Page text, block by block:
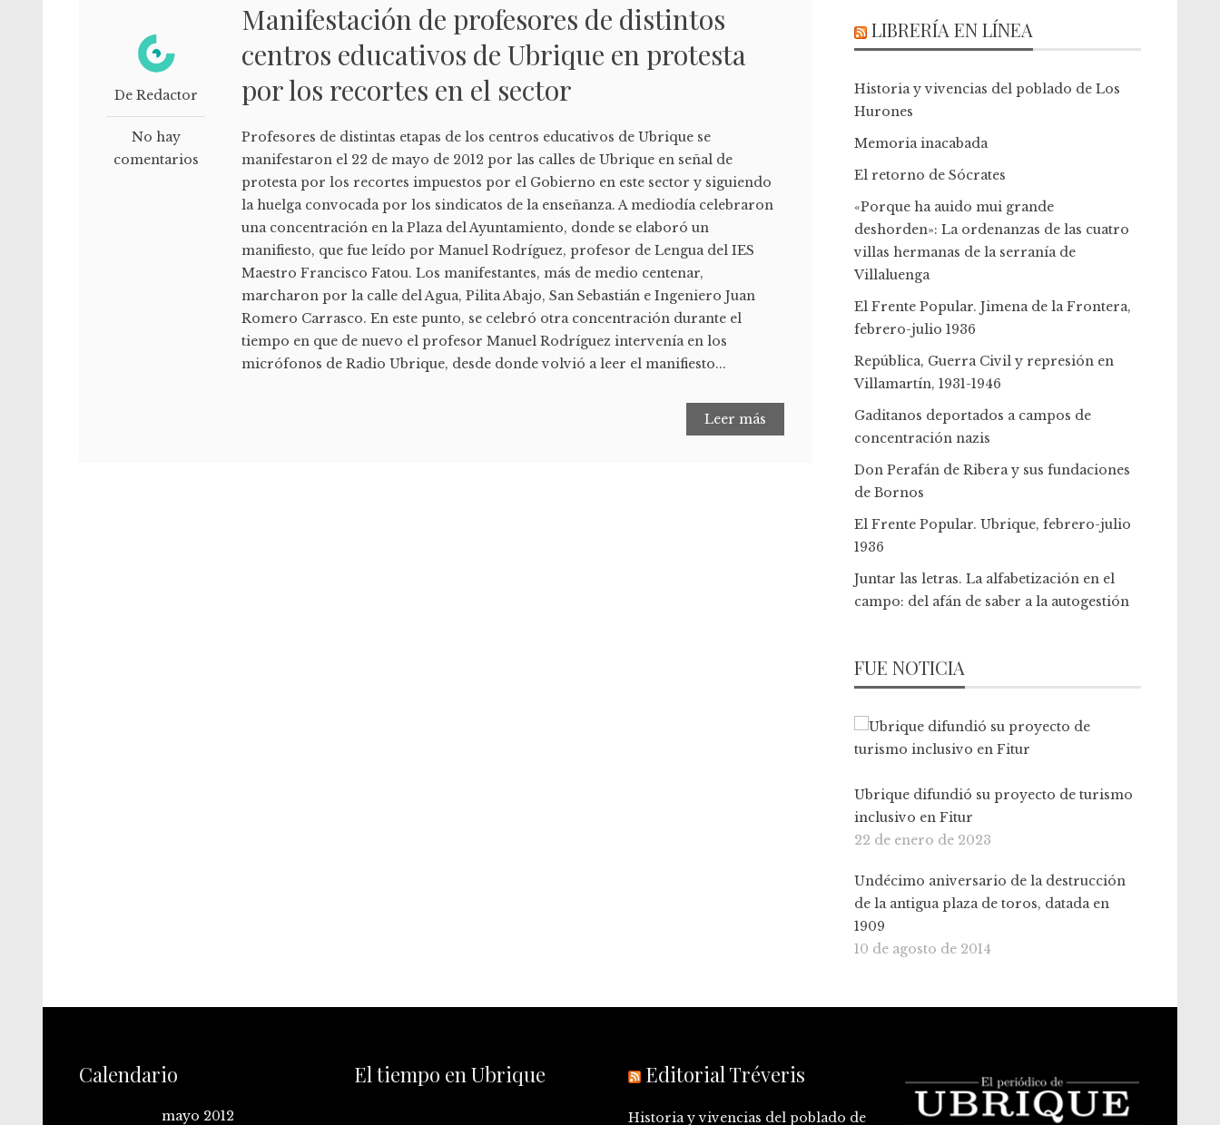
De Redactor
No hay
comentarios
Manifestación de profesores de distintos
centros educativos de Ubrique en protesta
por los recortes en el sector
Profesores de distintas etapas de los centros educativos de Ubrique se
manifestaron el 22 de mayo de 2012 por las calles de Ubrique en señal de
protesta por los recortes impuestos por el Gobierno en este sector y siguiendo
la huelga convocada por los sindicatos de la enseñanza. A mediodía celebraron
una concentración en la Plaza del Ayuntamiento, donde se elaboró un
manifiesto, que fue leído por Manuel Rodríguez, profesor de Lengua del IES
Maestro Francisco Fatou. Los manifestantes, más de medio centenar,
marcharon por la calle del Agua, Pilita Abajo, San Sebastián e Ingeniero Juan
Romero Carrasco. En este punto, se celebró otra concentración durante el
tiempo en que de nuevo el profesor Manuel Rodríguez intervenía en los
micrófonos de Radio Ubrique, desde donde volvió a leer el manifiesto...
Leer más
LIBRERÍA EN LÍNEA
Historia y vivencias del poblado de Los
Hurones
Memoria inacabada
El retorno de Sócrates
«Porque ha auido mui grande
deshorden»: La ordenanzas de las cuatro
villas hermanas de la serranía de
Villaluenga
El Frente Popular. Jimena de la Frontera,
febrero-julio 1936
República, Guerra Civil y represión en
Villamartín, 1931-1946
Gaditanos deportados a campos de
concentración nazis
Don Perafán de Ribera y sus fundaciones
de Bornos
El Frente Popular. Ubrique, febrero-julio
1936
Juntar las letras. La alfabetización en el
campo: del afán de saber a la autogestión
FUE NOTICIA
Ubrique difundió su proyecto de turismo
inclusivo en Fitur
22 de enero de 2023
Undécimo aniversario de la destrucción
de la antigua plaza de toros, datada en
1909
10 de agosto de 2014
Calendario
mayo 2012
El tiempo en Ubrique Editorial Tréveris
Historia y vivencias del poblado de